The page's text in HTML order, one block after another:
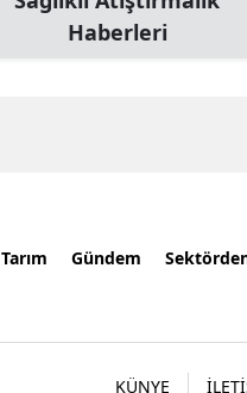
Haberleri
Tarım Gündem
KÜNYE